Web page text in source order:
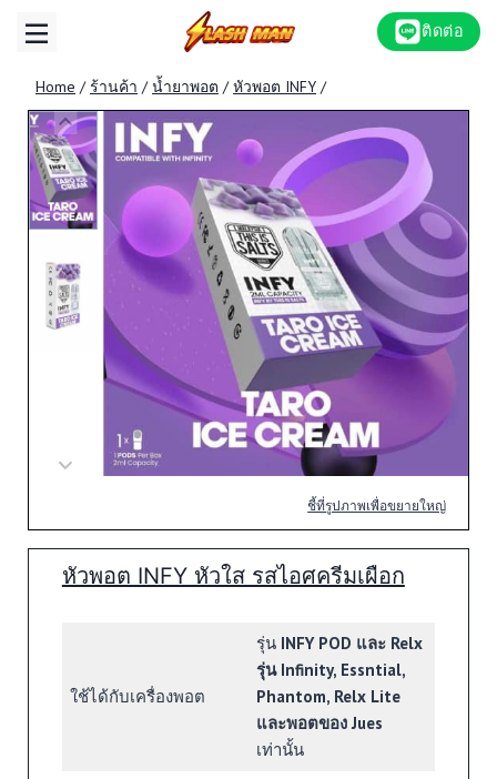
ติดต่อ
Home / ร้านค้า / น้ำยาพอต / หัวพอต INFY /
ชี้ที่รูปภาพเพื่อขยายใหญ่
หัวพอต INFY หัวใส รสไอศครีมเผือก
ใช้ได้กับเครื่องพอต
รุ่น INFY POD และ Relx
รุ่น Infinity, Essntial,
Phantom, Relx Lite
และพอตของ Jues
เท่านั้น